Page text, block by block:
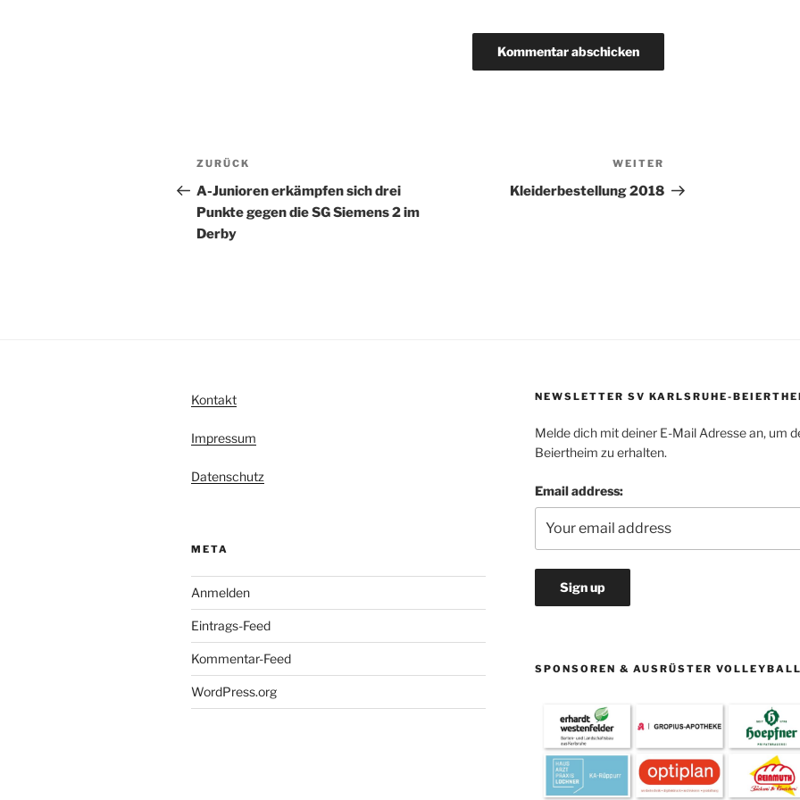
e
r
n
a
Beitragsnavigation
Vorheriger
Beitrag
ZURÜCK
A-Junioren erkämpfen sich drei
Punkte gegen die SG Siemens 2 im
Derby
Beitrag
WEITER
Kleiderbestellung 2018
Kontakt
Impressum
Datenschutz
META
Anmelden
Eintrags-Feed
Kommentar-Feed
WordPress.org
NEWSLETTER SV KARLSRUHE-
Melde dich mit deiner E-Mail Adresse an, um
Beiertheim zu erhalten.
Email address:
SPONSOREN & AUSRÜSTER